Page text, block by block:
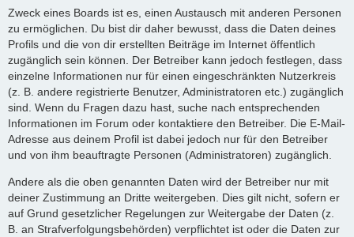
Zweck eines Boards ist es, einen Austausch mit anderen Personen
zu ermöglichen. Du bist dir daher bewusst, dass die Daten deines
Profils und die von dir erstellten Beiträge im Internet öffentlich
zugänglich sein können. Der Betreiber kann jedoch festlegen, dass
einzelne Informationen nur für einen eingeschränkten Nutzerkreis
(z. B. andere registrierte Benutzer, Administratoren etc.) zugänglich
sind. Wenn du Fragen dazu hast, suche nach entsprechenden
Informationen im Forum oder kontaktiere den Betreiber. Die E-Mail-
Adresse aus deinem Profil ist dabei jedoch nur für den Betreiber
und von ihm beauftragte Personen (Administratoren) zugänglich.
Andere als die oben genannten Daten wird der Betreiber nur mit
deiner Zustimmung an Dritte weitergeben. Dies gilt nicht, sofern er
auf Grund gesetzlicher Regelungen zur Weitergabe der Daten (z.
B. an Strafverfolgungsbehörden) verpflichtet ist oder die Daten zur